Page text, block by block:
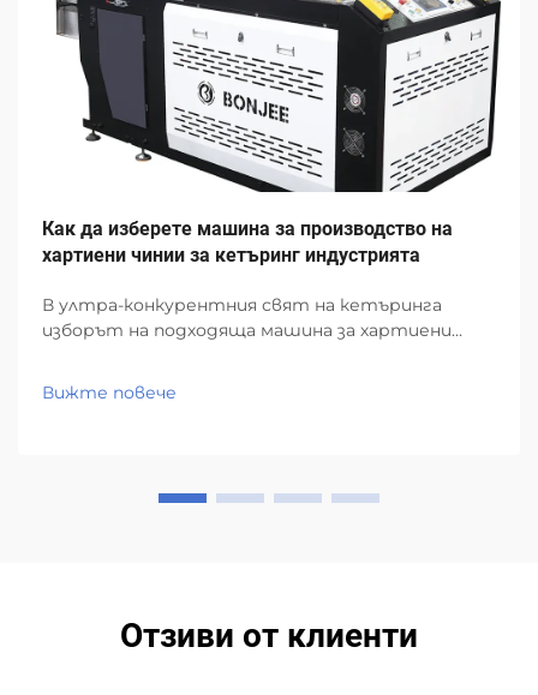
Как да изберете машина за производство на
хартиени чинии за кетъринг индустрията
В ултра-конкурентния свят на кетъринга
изборът на подходяща машина за хартиени
ефективността, качеството и крайния
резултат на дейността. Индустрията за
Вижте повече
Отзиви от клиенти